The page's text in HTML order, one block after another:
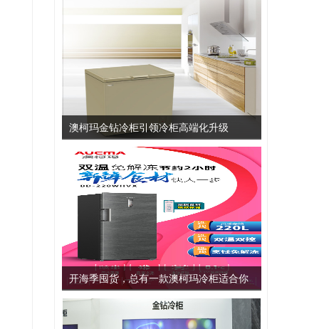
澳柯玛金钻冷柜引领冷柜高端化升级
开海季囤货，总有一款澳柯玛冷柜适合你